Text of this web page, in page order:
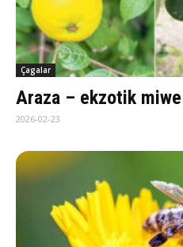
Çagalar
Ara­za – ek­zo­tik mi­we
2026-02-23